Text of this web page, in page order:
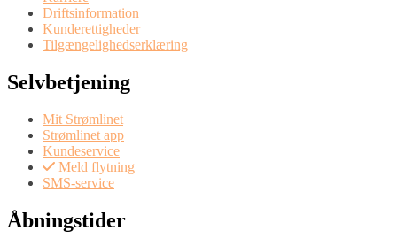
Driftsinformation
Kunderettigheder
Tilgængelighedserklæring
Selvbetjening
Mit Strømlinet
Strømlinet app
Kundeservice
Meld flytning
SMS-service
Åbningstider